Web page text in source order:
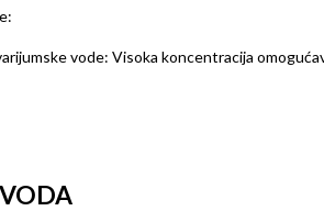
vode: Visoka koncentracija